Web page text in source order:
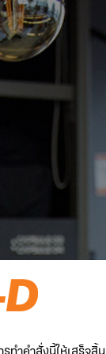
ทำคำสั่งนี้ให้เสร็จสิ้น